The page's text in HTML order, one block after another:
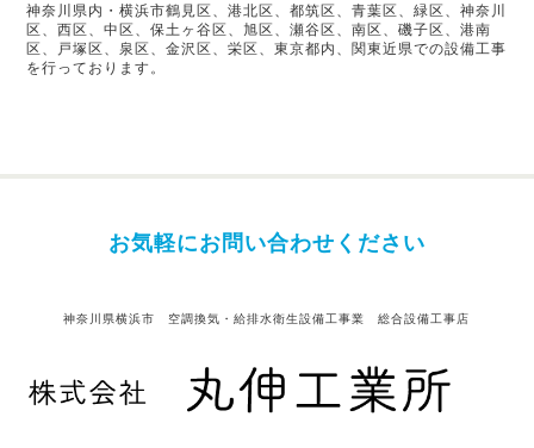
神奈川県内・横浜市鶴見区、港北区、都筑区、青葉区、緑区、神奈川
区、西区、中区、保土ヶ谷区、旭区、瀬谷区、南区、磯子区、港南
区、戸塚区、泉区、金沢区、栄区、東京都内、関東近県での設備工事
を行っております。
お気軽にお問い合わせください
神奈川県横浜市 空調換気・給排水衛生設備工事業 総合設備工事店